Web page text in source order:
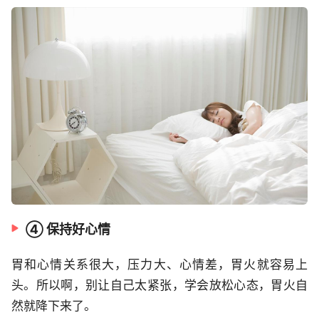
④ 保持好心情
胃和心情关系很大，压力大、心情差，胃火就容易上
头。所以啊，别让自己太紧张，学会放松心态，胃火自
然就降下来了。